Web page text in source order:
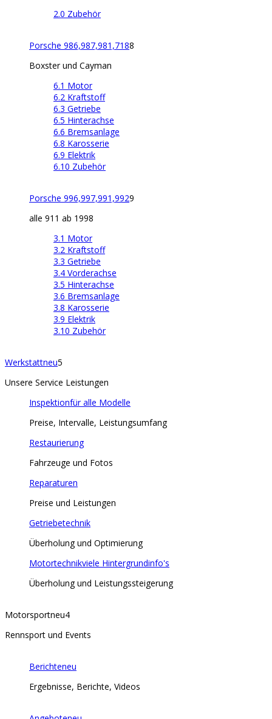
2.0 Zubehör
Porsche 986,987,981,7188
Boxster und Cayman
6.1 Motor
6.2 Kraftstoff
6.3 Getriebe
6.5 Hinterachse
6.6 Bremsanlage
6.8 Karosserie
6.9 Elektrik
6.10 Zubehör
Porsche 996,997,991,9929
alle 911 ab 1998
3.1 Motor
3.2 Kraftstoff
3.3 Getriebe
3.4 Vorderachse
3.5 Hinterachse
3.6 Bremsanlage
3.8 Karosserie
3.9 Elektrik
3.10 Zubehör
Werkstattneu5
Unsere Service Leistungen
Inspektionfür alle Modelle
Preise, Intervalle, Leistungsumfang
Restaurierung
Fahrzeuge und Fotos
Reparaturen
Preise und Leistungen
Getriebetechnik
Überholung und Optimierung
Motortechnikviele Hintergrundinfo's
Überholung und Leistungssteigerung
Motorsportneu4
Rennsport und Events
Berichteneu
Ergebnisse, Berichte, Videos